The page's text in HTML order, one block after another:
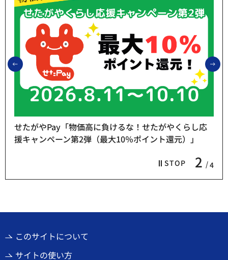
前のスライドを表示
STOP 2 4
せたがやPay「物価高に負けるな！せたがやくらし応
援キャンペーン第2弾（最大10％ポイント還元）」
このサイトについて
サイトの使い方